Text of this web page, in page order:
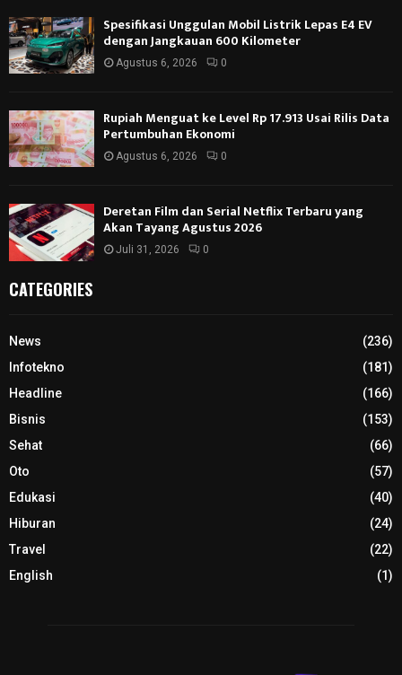
Spesifikasi Unggulan Mobil Listrik Lepas E4 EV
dengan Jangkauan 600 Kilometer
Agustus 6, 2026 0
Rupiah Menguat ke Level Rp 17.913 Usai Rilis Data
Pertumbuhan Ekonomi
Agustus 6, 2026 0
Deretan Film dan Serial Netflix Terbaru yang
Akan Tayang Agustus 2026
Juli 31, 2026 0
CATEGORIES
News
(236)
Infotekno
(181)
Headline
(166)
Bisnis
(153)
Sehat
(66)
Oto
(57)
Edukasi
(40)
Hiburan
(24)
Travel
(22)
English
(1)